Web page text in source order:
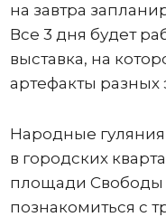
на завтра
Все 3 дня будет
выставка, на
артефакты разных
Народные
в городских
площади Свободы
познакомиться с